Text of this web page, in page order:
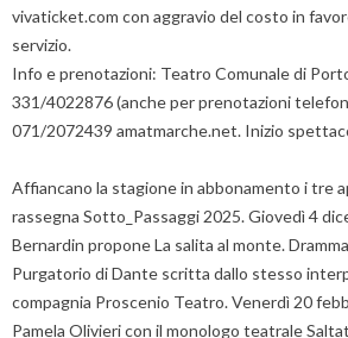
vivaticket.com con aggravio del costo in
servizio.
Info e prenotazioni: Teatro Comunale di
331/4022876 (anche per prenotazioni
071/2072439 amatmarche.net. Inizio
Affiancano la stagione in abbonamento i tre
rassegna Sotto_Passaggi 2025. Giovedì 4
Bernardin propone La salita al monte.
Purgatorio di Dante scritta dallo stesso
compagnia Proscenio Teatro. Venerdì 20
Pamela Olivieri con il monologo teatrale